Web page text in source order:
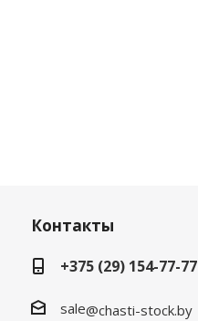
Контакты
+375 (29) 154-77-77
sale@chasti-stock.by